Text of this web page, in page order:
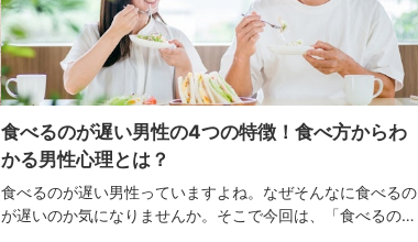
食べるのが遅い男性の4つの特徴！食べ方からわ
かる男性心理とは？
食べるのが遅い男性っていますよね。なぜそんなに食べるの
が遅いのか気になりませんか。そこで今回は、「食べるのが